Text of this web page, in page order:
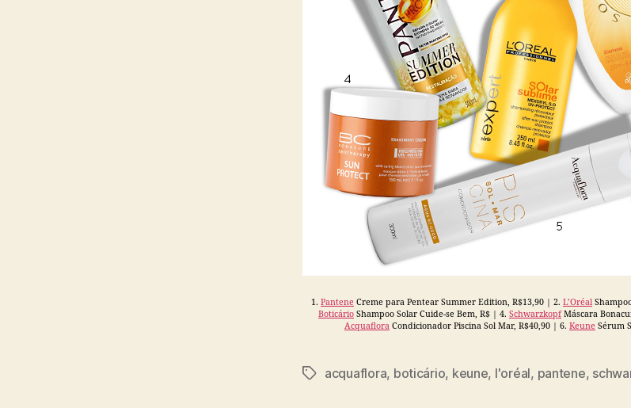
1. Pantene Creme para Pentear Summer Edition, R$13,90 | 2. L’Oréal
Boticário Shampoo Solar Cuide-se Bem, R$ | 4. SchwarzkopfMáscara
Acquaflora Condicionador Piscina Sol Mar, R$40,90 | 6. Keune Sérum
Tagsacquaflora, boticário, keune, l'oréal, pantene,